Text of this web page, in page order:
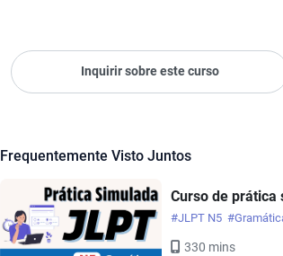
Inquirir sobre este curso
Frequentemente Visto Juntos
Curso de prática
#JLPT N5
330 mins